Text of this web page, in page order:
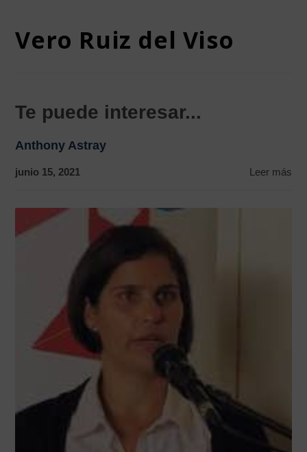
Vero Ruiz del Viso
Te puede interesar...
Anthony Astray
junio 15, 2021 Leer más